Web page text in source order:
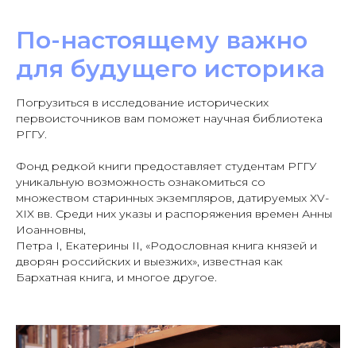
По-настоящему важно
для будущего историка
Погрузиться в исследование исторических
первоисточников вам поможет научная библиотека
РГГУ.
Фонд редкой книги предоставляет студентам РГГУ
уникальную возможность ознакомиться со
множеством старинных экземпляров, датируемых XV-
XIX вв. Среди них указы и распоряжения времен Анны
Иоанновны,
Петра I, Екатерины II, «Родословная книга князей и
дворян российских и выезжих», известная как
Бархатная книга, и многое другое.